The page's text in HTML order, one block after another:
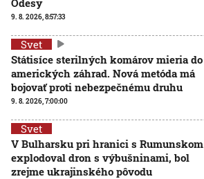
9. 8. 2026, 8:57:33
Svet
Státisíce sterilných komárov mieria do
amerických záhrad. Nová metóda má
bojovať proti nebezpečnému druhu
9. 8. 2026, 7:00:00
Svet
V Bulharsku pri hranici s Rumunskom
explodoval dron s výbušninami, bol
zrejme ukrajinského pôvodu